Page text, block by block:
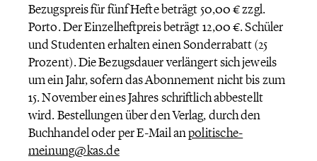
Bezugspreis für fünf Hefte beträgt 50,00 € zzgl.
Porto. Der Einzelheftpreis beträgt 12,00 €. Schüler
und Studenten erhalten einen Sonderrabatt (25
Prozent). Die Bezugsdauer verlängert sich jeweils
um ein Jahr, sofern das Abonnement nicht bis zum
15. November eines Jahres schriftlich abbestellt
wird. Bestellungen über den Verlag, durch den
Buchhandel oder per E-Mail anpolitische-
meinung@kas.de